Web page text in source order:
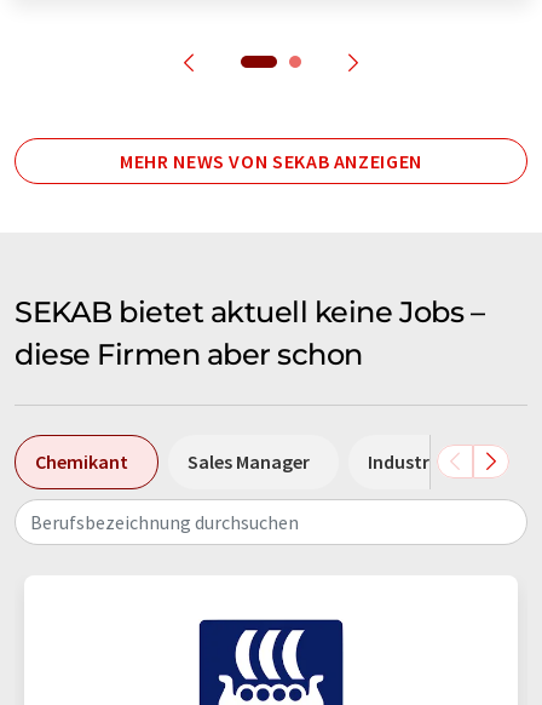
MEHR NEWS VON SEKAB ANZEIGEN
SEKAB bietet aktuell keine Jobs –
diese Firmen aber schon
Chemikant Sales Manager
Berufsbezeichnung durchsuchen